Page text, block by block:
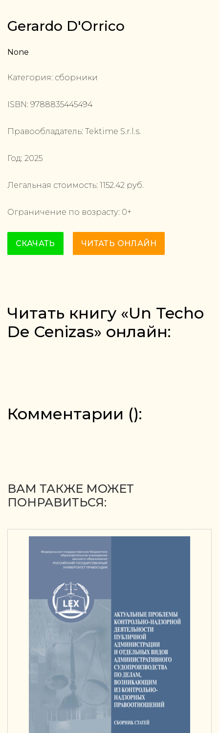
Gerardo D'Orrico
None
Категория: сборники
ISBN: 9788835445494
Правообладатель: Tektime S.r.l.s.
Год: 2025
Легальная стоимость: 1152.42 руб.
Ограничение по возрасту: 0+
СКАЧАТЬ ЧИТАТЬ ОНЛАЙН
Читать книгу «Un Techo
De Cenizas» онлайн:
Комментарии ():
ВАМ ТАКЖЕ МОЖЕТ
ПОНРАВИТЬСЯ: